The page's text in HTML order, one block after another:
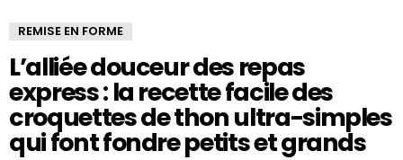
REMISE EN FORME
L’alliée douceur des repas
express : la recette facile des
croquettes de thon ultra-simples
qui font fondre petits et grands